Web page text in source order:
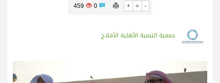
+ = -
459
جمعية التنمية الأهلية الأفلاج